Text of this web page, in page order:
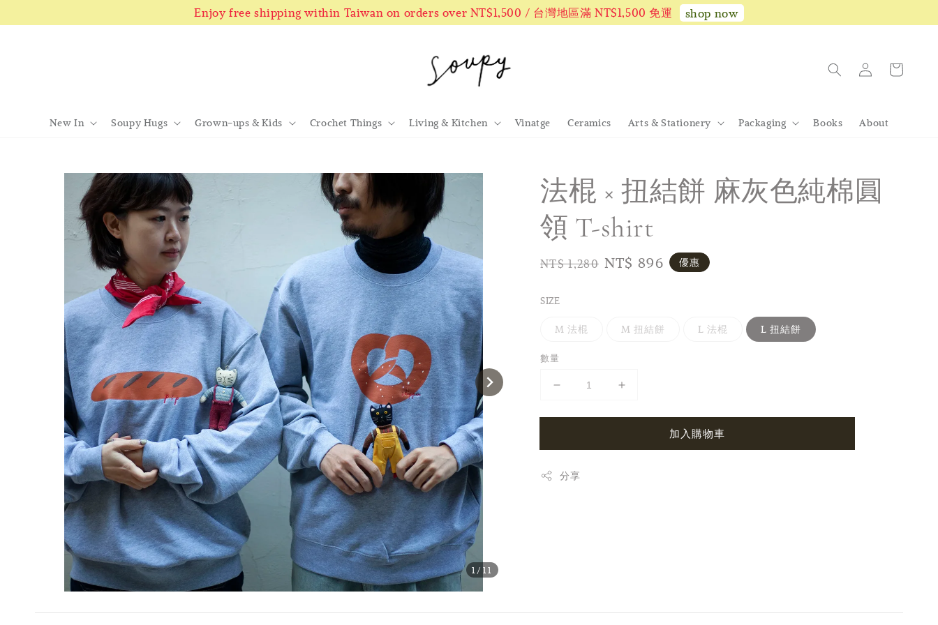
Enjoy free shipping within Taiwan on orders over NT$1,500 / 台灣地區滿 NT$1,500 免運 shop now
New In Soupy Hugs Grown-ups & Kids Crochet Things Living & Kitchen Vinatge Ceramics Arts & Stationery Packaging Books About
1 /11
法棍 × 扭結餅 麻灰色純棉圓
領 T-shirt
Regular
NT$ 1,280 Sale
NT$ 896 優惠
SIZE
M 法棍 M 扭結餅 L 法棍 L 扭結餅
數量
加入購物車
分享